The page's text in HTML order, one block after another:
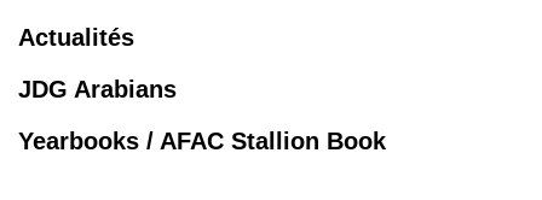
Actualités
JDG Arabians
Yearbooks / AFAC Stallion Book